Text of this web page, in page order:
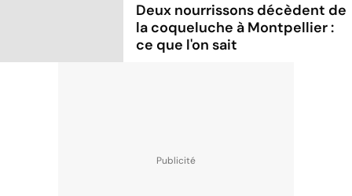
Deux nourrissons décèdent de
la coqueluche à Montpellier :
ce que l'on sait